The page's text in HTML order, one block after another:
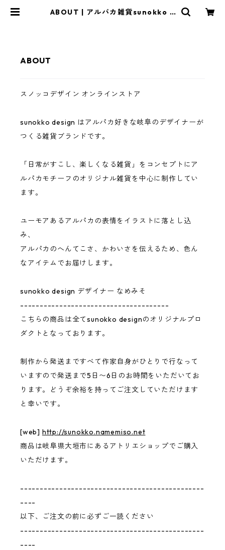
ABOUT | アルパカ雑貨sunokko d
ABOUT
スノッコデザイン オンラインストア
sunokko design はアルパカ好きな岐阜のデザイナーが
つくる雑貨ブランドです。
「日常がすこし、楽しくなる雑貨」をコンセプトにア
ルパカモチーフのオリジナル雑貨を中心に制作してい
ます。
ユーモアあるアルパカの表情をイラストに落とし込
み、
アルパカのへんてこさ、かわいさを伝えるため、色ん
なアイテムでお届けします。
sunokko design デザイナー なめみそ
--------------------------------------
こちらの商品は全てsunokko designのオリジナルプロ
ダクトとなっております。
制作から発送まですべて作家自身がひとりで行なって
いますので発送まで5日〜6日のお時間をいただいてお
ります。どうぞ余裕を持ってご注文していただけます
と幸いです。
[web] http://sunokko.namemiso.net
商品は岐阜県大垣市にあるアトリエショップでご購入
いただけます。
-----------------------------------------------
----
以下、ご注文の前に必ずご一読ください
-----------------------------------------------
----